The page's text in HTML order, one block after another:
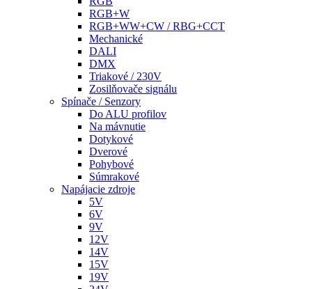
RGB+W
RGB+WW+CW / RBG+CCT
Mechanické
DALI
DMX
Triakové / 230V
Zosilňovače signálu
Spínače / Senzory
Do ALU profilov
Na mávnutie
Dotykové
Dverové
Pohybové
Súmrakové
Napájacie zdroje
5V
6V
9V
12V
14V
15V
19V